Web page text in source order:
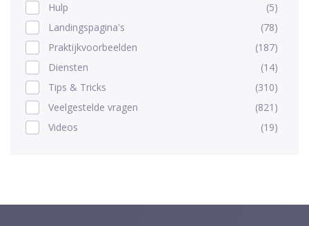
Hulp
(5)
Landingspagina's
(78)
Praktijkvoorbeelden
(187)
Diensten
(14)
Tips & Tricks
(310)
Veelgestelde vragen
(821)
Videos
(19)